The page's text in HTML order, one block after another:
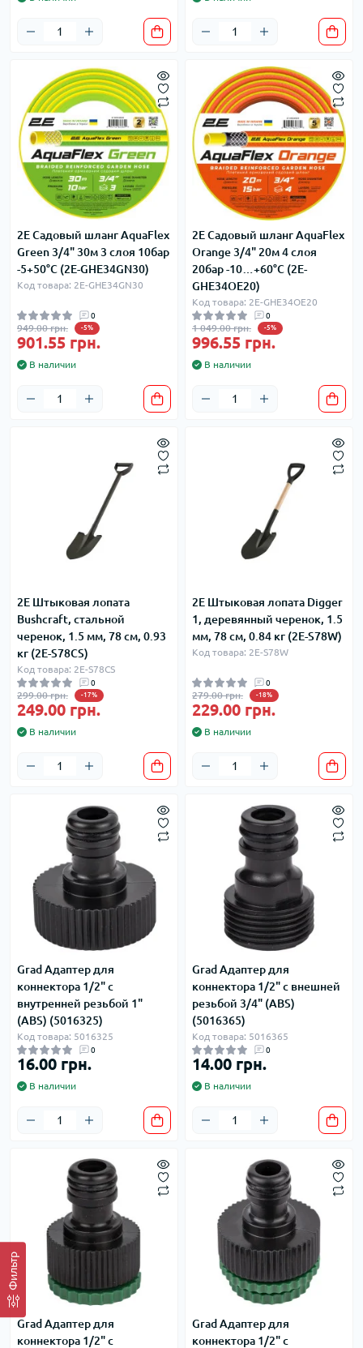
Фильтр
2E Садовый шланг AquaFlex
Green 3/4" 30м 3 слоя 10бар
-5+50°C (2E-GHE34GN30)
Код товара: 2E-GHE34GN30
0
949.00 грн. -5%
901.55 грн.
В наличии
2E Садовый шланг AquaFlex
Orange 3/4" 20м 4 слоя
20бар -10…+60°C (2E-
GHE34OE20)
Код товара: 2E-GHE34OE20
0
1 049.00 грн. -5%
996.55 грн.
В наличии
2E Штыковая лопата
Bushcraft, стальной
черенок, 1.5 мм, 78 см, 0.93
кг (2E-S78CS)
Код товара: 2E-S78CS
0
299.00 грн. -17%
249.00 грн.
В наличии
2E Штыковая лопата Digger
1, деревянный черенок, 1.5
мм, 78 см, 0.84 кг (2E-S78W)
Код товара: 2E-S78W
0
279.00 грн. -18%
229.00 грн.
В наличии
Grad Адаптер для
коннектора 1/2" c
внутренней резьбой 1"
(ABS) (5016325)
Код товара: 5016325
0
16.00 грн.
В наличии
Grad Адаптер для
коннектора 1/2" с внешней
резьбой 3/4" (ABS)
(5016365)
Код товара: 5016365
0
14.00 грн.
В наличии
Grad Адаптер для
коннектора 1/2" с
Grad Адаптер для
коннектора 1/2" с